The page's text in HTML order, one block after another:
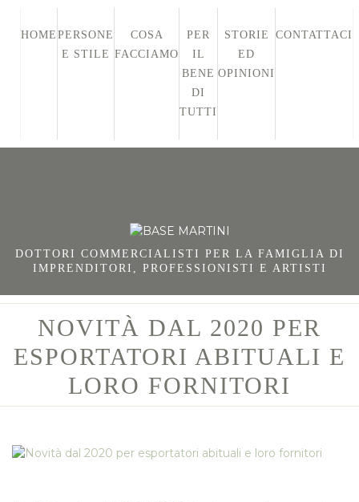
HOME PERSONE
E STILE
COSA
FACCIAMO
PER
IL
BENE
DI
TUTTI
STORIE
ED
OPINIONI
CONTATTACI
DOTTORI COMMERCIALISTI PER LA FAMIGLIA DI
IMPRENDITORI, PROFESSIONISTI E ARTISTI
NOVITÀ DAL 2020 PER
ESPORTATORI ABITUALI E
LORO FORNITORI